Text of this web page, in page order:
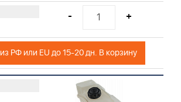
- +
Поставка из РФ или EU до 15-20 дн. В корзину